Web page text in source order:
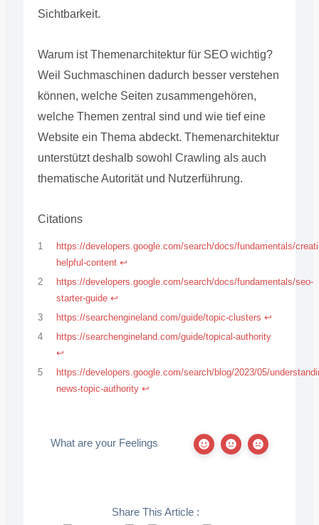
Sichtbarkeit.
Warum ist Themenarchitektur für SEO wichtig?
Weil Suchmaschinen dadurch besser verstehen
können, welche Seiten zusammengehören,
welche Themen zentral sind und wie tief eine
Website ein Thema abdeckt. Themenarchitektur
unterstützt deshalb sowohl Crawling als auch
thematische Autorität und Nutzerführung.
Citations
1
https://developers.google.com/search/docs/fundamentals/
helpful-content ↩︎
2
https://developers.google.com/search/docs/fundamentals/seo-
starter-guide ↩︎
3
https://searchengineland.com/guide/topic-clusters ↩︎
4
https://searchengineland.com/guide/topical-authority
↩︎
5
https://developers.google.com/search/blog/2023/05/
news-topic-authority ↩︎
What are your Feelings
Share This Article :